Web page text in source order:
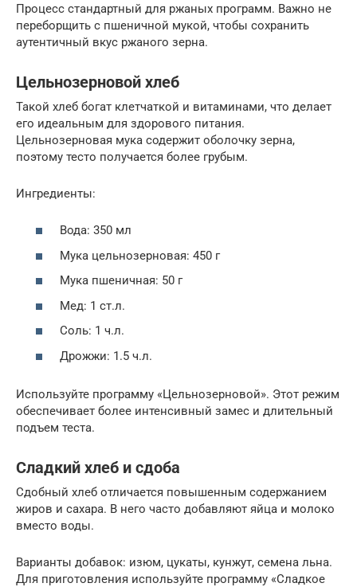
Процесс стандартный для ржаных программ. Важно не
переборщить с пшеничной мукой, чтобы сохранить
аутентичный вкус ржаного зерна.
Цельнозерновой хлеб
Такой хлеб богат клетчаткой и витаминами, что делает
его идеальным для здорового питания.
Цельнозерновая мука содержит оболочку зерна,
поэтому тесто получается более грубым.
Ингредиенты:
Вода: 350 мл
Мука цельнозерновая: 450 г
Мука пшеничная: 50 г
Мед: 1 ст.л.
Соль: 1 ч.л.
Дрожжи: 1.5 ч.л.
Используйте программу «Цельнозерновой». Этот режим
обеспечивает более интенсивный замес и длительный
подъем теста.
Сладкий хлеб и сдоба
Сдобный хлеб отличается повышенным содержанием
жиров и сахара. В него часто добавляют яйца и молоко
вместо воды.
Варианты добавок: изюм, цукаты, кунжут, семена льна.
Для приготовления используйте программу «Сладкое